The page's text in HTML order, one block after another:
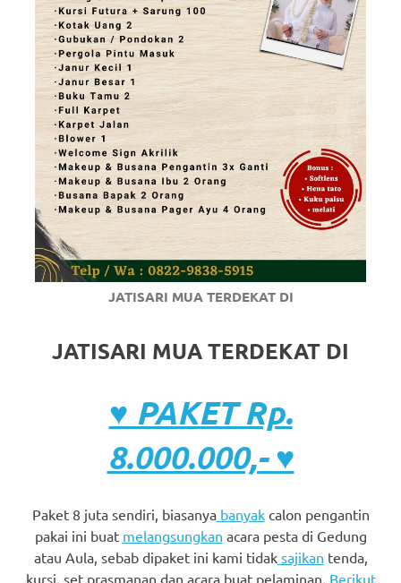
JATISARI MUA TERDEKAT DI
JATISARI MUA TERDEKAT DI
♥ PAKET Rp.
8.000.000,- ♥
Paket 8 juta sendiri, biasanyabanyakcalon pengantin
pakai ini buat melangsungkan acara pesta di Gedung
atau Aula, sebab dipaket ini kami tidaksajikan tenda,
kursi, set prasmanan dan acara buat pelaminan, Berikut